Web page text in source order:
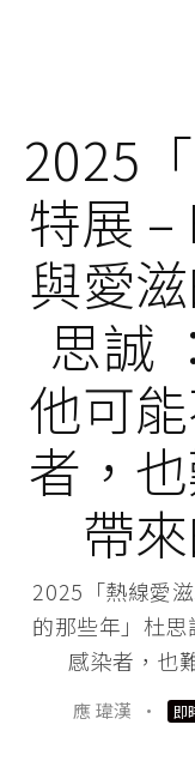
2025
特展
與愛
思誠
他可
者，
帶
2025「熱線愛
的那些年」杜
感染者，也
應 瑋漢 · 即